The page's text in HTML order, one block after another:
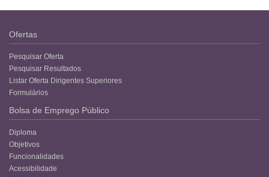
Ofertas
Pesquisar Oferta
Pesquisar Resultados
Listar Oferta Dirigentes Superiores
Formulários
Bolsa de Emprego Público
Diploma
Objetivos
Funcionalidades
Acessibilidade